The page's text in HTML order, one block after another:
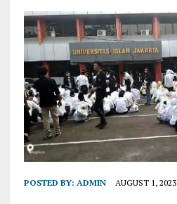
POSTED BY: ADMIN AUGUST 1, 2023